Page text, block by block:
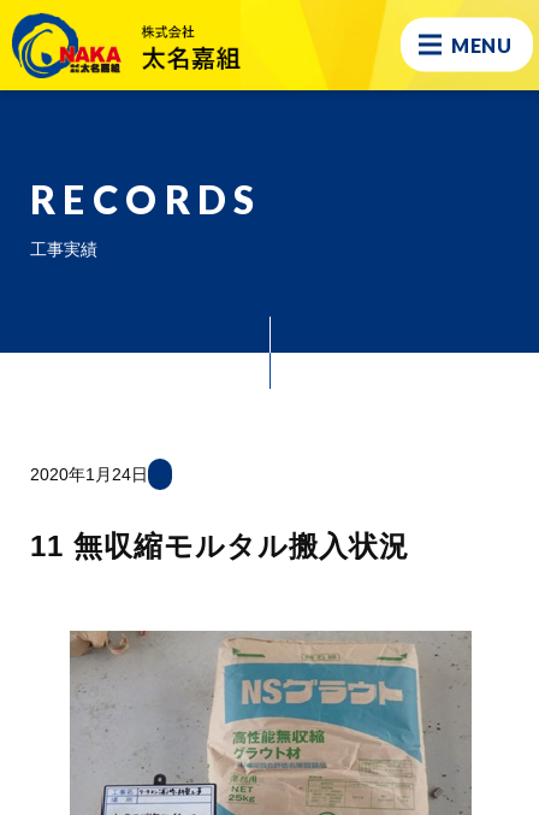
MENU
RECORDS
工事実績
2020年1月24日
11 無収縮モルタル搬入状況